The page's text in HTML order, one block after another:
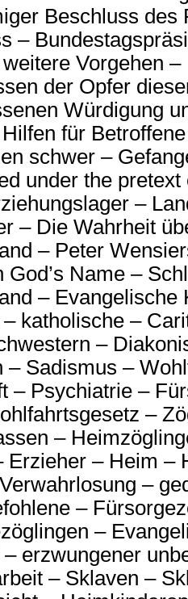
Beschluss des
–
Vorgehen
der Opfer
Würdigung
für
schwer –
under the
–
– Die Wahrheit
– Peter
God’s Name –
–
katholische –
–
– Sadismus –
– Psychiatrie –
–
–
Erzieher – Heim –
–
–
–
erzwungener
– Sklaven –